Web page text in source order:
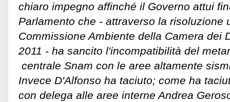
chiaro impegno affinché il Governo attui
Parlamento che - attraverso la risoluzione
Commissione Ambiente della Camera dei
2011 - ha sancito l'incompatibilità del
centrale Snam con le aree altamente
Invece D'Alfonso ha taciuto; come ha
con delega alle aree interne Andrea